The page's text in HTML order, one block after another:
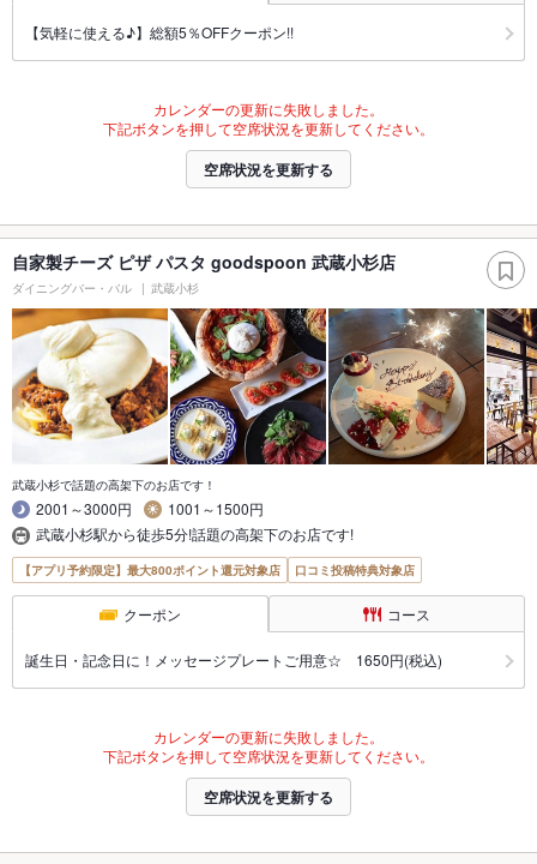
【気軽に使える♪】総額5％OFFクーポン!!
カレンダーの更新に失敗しました。
下記ボタンを押して空席状況を更新してください。
空席状況を更新する
自家製チーズ ピザ パスタ goodspoon 武蔵小杉店
ダイニングバー・バル 武蔵小杉
武蔵小杉で話題の高架下のお店です！
2001～3000円
1001～1500円
武蔵小杉駅から徒歩5分!話題の高架下のお店です!
【アプリ予約限定】最大800ポイント還元対象店 口コミ投稿特典対象店
クーポン コース
誕生日・記念日に！メッセージプレートご用意☆ 1650円(税込)
カレンダーの更新に失敗しました。
下記ボタンを押して空席状況を更新してください。
空席状況を更新する